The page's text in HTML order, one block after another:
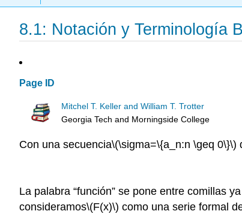
8.1: Notación y Terminología
Page ID
Mitchel T. Keller and William T. Trotter
Georgia Tech and Morningside College
Con una secuencia\(\sigma=\{a_n:n \geq 0\}\)
La palabra “función” se pone entre comillas
consideramos\(F(x)\) como una serie formal